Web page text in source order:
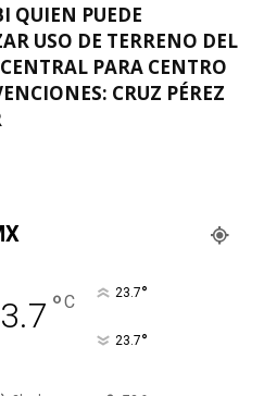
QUIEN PUEDE
USO DE TERRENO DEL
PARA CENTRO
CRUZ PÉREZ
°C 23.7°
23.7°